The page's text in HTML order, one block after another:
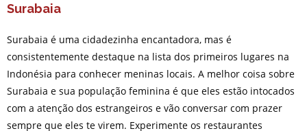
Surabaia
Surabaia é uma cidadezinha encantadora, mas é
consistentemente destaque na lista dos primeiros lugares na
Indonésia para conhecer meninas locais. A melhor coisa sobre
Surabaia e sua população feminina é que eles estão intocados
com a atenção dos estrangeiros e vão conversar com prazer
sempre que eles te virem. Experimente os restaurantes